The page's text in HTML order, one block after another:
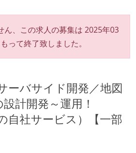
ん、この求人の募集は 2025年03
って終了致しました。
ーバサイド開発／地図
計開発～運用！
自社サービス）【一部